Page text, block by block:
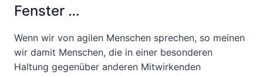
Fenster …
Wenn wir von agilen Menschen sprechen, so meinen
wir damit Menschen, die in einer besonderen
Haltung gegenüber anderen Mitwirkenden